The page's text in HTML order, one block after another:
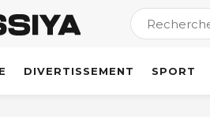
DIVERTISSEMENT SPORT